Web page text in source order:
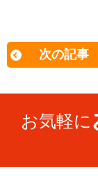
次の記事
お気軽に